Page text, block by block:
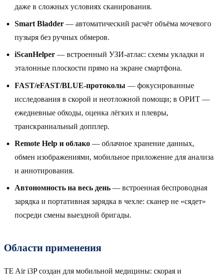
даже в сложных условиях сканирования.
Smart Bladder — автоматический расчёт объёма мочевого
пузыря без ручных обмеров.
iScanHelper — встроенный УЗИ-атлас: схемы укладки и
эталонные плоскости прямо на экране смартфона.
FAST/eFAST/BLUE-протоколы — фокусированные
исследования в скорой и неотложной помощи; в ОРИТ —
ежедневные обходы, оценка лёгких и плевры,
транскраниальный допплер.
Remote Help и облако — облачное хранение данных,
обмен изображениями, мобильное приложение для анализа
и аннотирования.
Автономность на весь день — встроенная беспроводная
зарядка и портативная зарядка в чехле: сканер не «сядет»
посреди смены выездной бригады.
Области применения
TE Air i3P создан для мобильной медицины: скорая и